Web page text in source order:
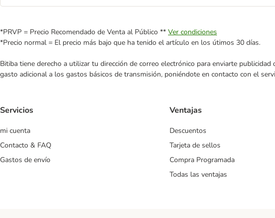
*PRVP = Precio Recomendado de Venta al Público ** Ver condiciones
*Precio normal = El precio más bajo que ha tenido el artículo en los útimos 30 días.
Bitiba tiene derecho a utilizar tu dirección de correo electrónico para enviarte
gasto adicional a los gastos básicos de transmisión, poniéndote en contacto con el
Servicios
mi cuenta
Contacto & FAQ
Gastos de envío
Ventajas
Descuentos
Tarjeta de sellos
Compra Programada
Todas las ventajas